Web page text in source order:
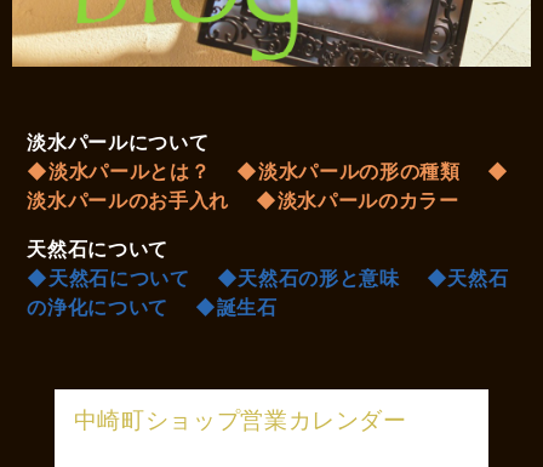
淡水パールについて
◆淡水パールとは？
◆淡水パールの形の種類
◆
淡水パールのお手入れ
◆淡水パールのカラー
天然石について
◆天然石について
◆天然石の形と意味
◆天然石
の浄化について
◆誕生石
中崎町ショップ営業カレンダー